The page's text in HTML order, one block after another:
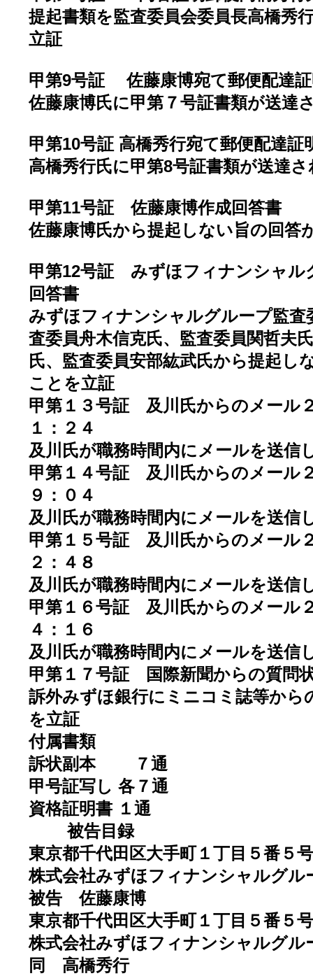
提起書類を監査委員会委員長高橋秀
立証
甲第9号証 佐藤康博宛て郵便配達
佐藤康博氏に甲第７号証書類が送達
甲第10号証 高橋秀行宛て郵便配達証
高橋秀行氏に甲第8号証書類が送達
甲第11号証 佐藤康博作成回答書
佐藤康博氏から提起しない旨の回答
甲第12号証 みずほフィナンシャル
回答書
みずほフィナンシャルグループ監査
査委員舟木信克氏、監査委員関哲夫
氏、監査委員安部紘武氏から提起し
ことを立証
甲第１３号証 及川氏からのメール
１：２４
及川氏が職務時間内にメールを送信
甲第１４号証 及川氏からのメール
９：０４
及川氏が職務時間内にメールを送信
甲第１５号証 及川氏からのメール
２：４８
及川氏が職務時間内にメールを送信
甲第１６号証 及川氏からのメール
４：１６
及川氏が職務時間内にメールを送信
甲第１７号証 国際新聞からの質問
訴外みずほ銀行にミニコミ誌等から
を立証
付属書類
訴状副本 ７通
甲号証写し 各７通
資格証明書 １通
被告目録
東京都千代田区大手町１丁目５番５号
株式会社みずほフィナンシャルグル
被告 佐藤康博
東京都千代田区大手町１丁目５番５号
株式会社みずほフィナンシャルグル
同 高橋秀行